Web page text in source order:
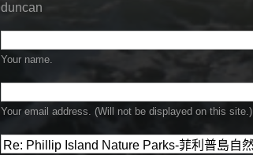
duncan
Your name.
Your email address. (Will not be displayed on this site.)